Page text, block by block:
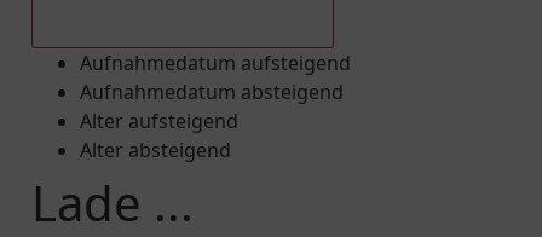
Aufnahmedatum aufsteigend
Aufnahmedatum absteigend
Alter aufsteigend
Alter absteigend
Lade ...